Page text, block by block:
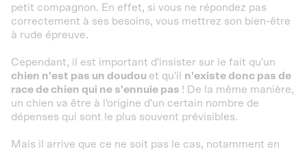
petit compagnon. En effet, si vous ne répondez pas
correctement à ses besoins, vous mettrez son bien-être
à rude épreuve.
Cependant, il est important d'insister sur le fait qu'un
chien n'est pas un doudou et qu'il n'existe donc pas de
race de chien qui ne s'ennuie pas ! De la même manière,
un chien va être à l'origine d'un certain nombre de
dépenses qui sont le plus souvent prévisibles.
Mais il arrive que ce ne soit pas le cas, notamment en